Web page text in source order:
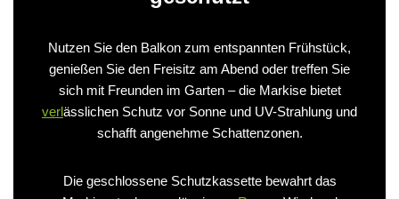
Nutzen Sie den Balkon zum entspannten Frühstück,
genießen Sie den Freisitz am Abend oder treffen Sie
sich mit Freunden im Garten – die Markise bietet
verlässlichen Schutz vor Sonne und UV-Strahlung und
schafft angenehme Schattenzonen.
Die geschlossene Schutzkassette bewahrt das